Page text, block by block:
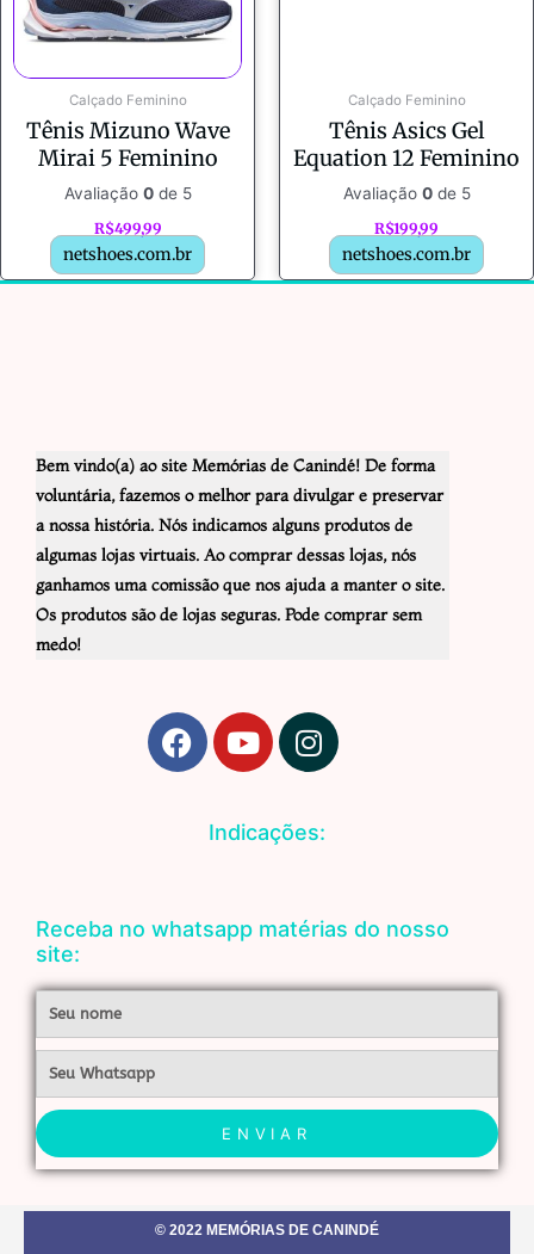
Calçado Feminino
Tênis Mizuno Wave
Mirai 5 Feminino
Avaliação 0de 5
R$499,99
netshoes.com.br
Calçado Feminino
Tênis Asics Gel
Equation 12 Feminino
Avaliação 0de 5
R$199,99
netshoes.com.br
Bem vindo(a) ao site Memórias de Canindé! De forma
voluntária, fazemos o melhor para divulgar e preservar
a nossa história. Nós indicamos alguns produtos de
algumas lojas virtuais. Ao comprar dessas lojas, nós
ganhamos uma comissão que nos ajuda a manter o site.
Os produtos são de lojas seguras. Pode comprar sem
medo!
F
a
k
Y
o
t
u
I
n
a
a
Indicações:
Receba no whatsapp matérias do nosso
site:
Nome
Whatsapp
ENVIAR
© 2022 MEMÓRIAS DE CANINDÉ